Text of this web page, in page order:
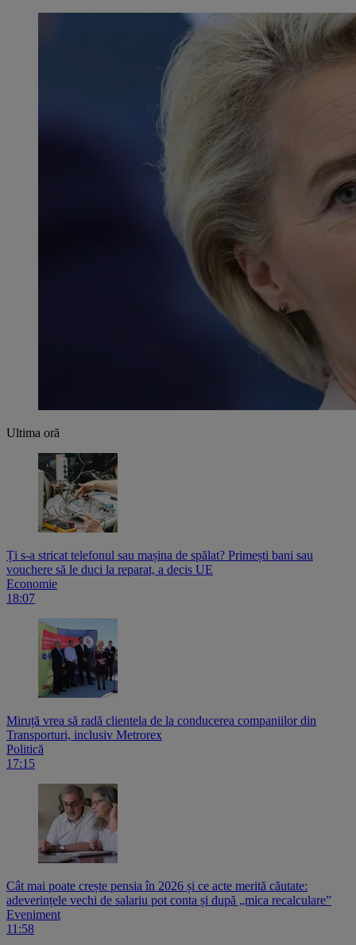
Ultima oră
Ți s-a stricat telefonul sau mașina de spălat? Primești bani sau
vouchere să le duci la reparat, a decis UE
Economie
18:07
Miruță vrea să radă clientela de la conducerea companiilor din
Transporturi, inclusiv Metrorex
Politică
17:15
Cât mai poate crește pensia în 2026 și ce acte merită căutate:
adeverințele vechi de salariu pot conta și după „mica recalculare”
Eveniment
11:58